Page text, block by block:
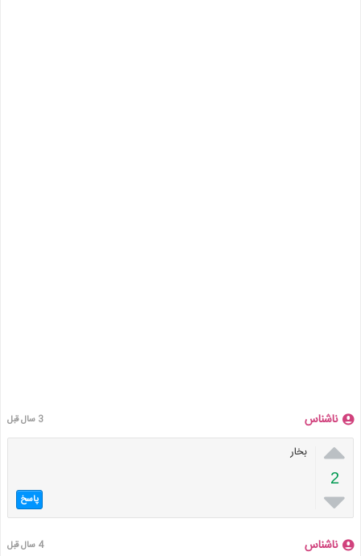
ناشناس 3 سال قبل

2

بخار
پاسخ
ناشناس 4 سال قبل